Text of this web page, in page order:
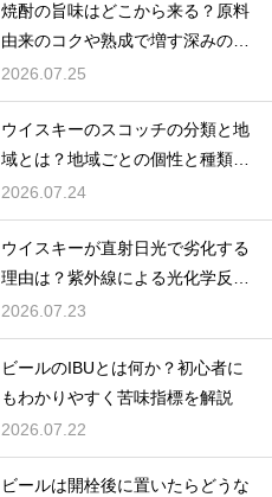
焼酎の旨味はどこから来る？原料
由来のコクや熟成で増す深みの秘
密を解説
2026.07.25
ウイスキーのスコッチの分類と地
域とは？地域ごとの個性と種類を
解説
2026.07.24
ウイスキーが直射日光で劣化する
理由は？紫外線による光化学反応
で風味が損なわれるため
2026.07.23
ビールのIBUとは何か？初心者に
もわかりやすく苦味指標を解説
2026.07.22
ビールは開栓後に置いたらどうな